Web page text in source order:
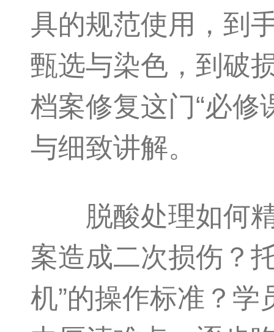
具的规范使用，到
甄选与染色，到破
档案修复这门“必修
与细致讲解。
脱酸处理如何精
案造成二次损伤？
机”的操作标准？